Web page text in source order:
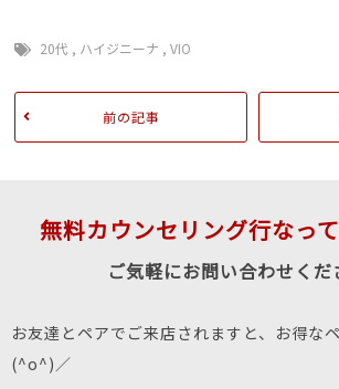
20代 , ハイジニーナ ,VIO
前の記事
無料カウンセリング行なっ
ご気軽にお問い合わせく
お友達とペアでご来店されますと、お得な
(^o^)／